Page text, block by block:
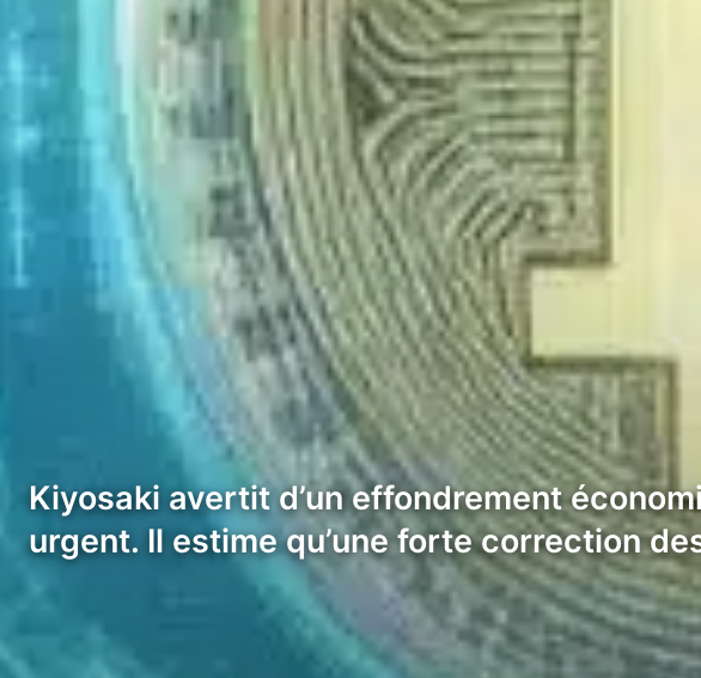
Kiyosaki avertit d’un effondrement
urgent. Il estime qu’une forte correction